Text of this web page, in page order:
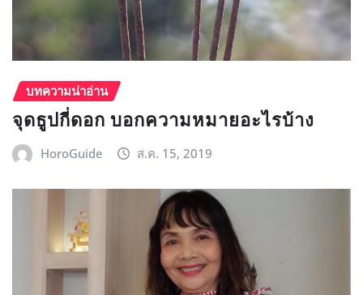
บทความน่าอ่าน
จุดธูปกี่ดอก บอกความหมายอะไรบ้าง
HoroGuide ส.ค. 15, 2019